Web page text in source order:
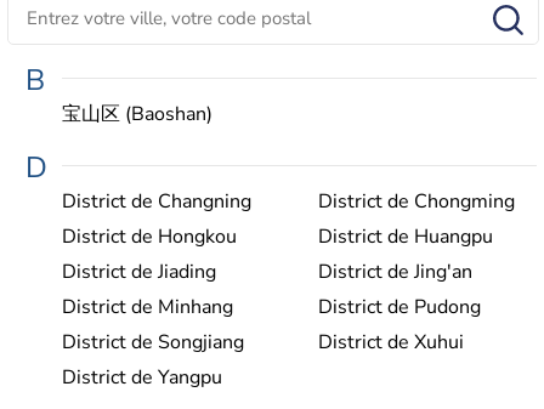
B
宝山区 (Baoshan)
D
District de Changning
District de Chongming
District de Hongkou
District de Huangpu
District de Jiading
District de Jing'an
District de Minhang
District de Pudong
District de Songjiang
District de Xuhui
District de Yangpu